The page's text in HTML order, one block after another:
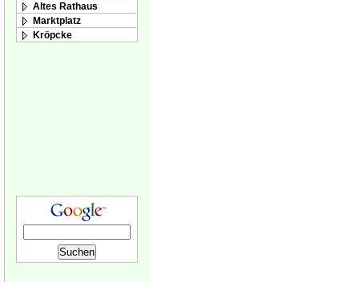
Altes Rathaus
Marktplatz
Kröpcke